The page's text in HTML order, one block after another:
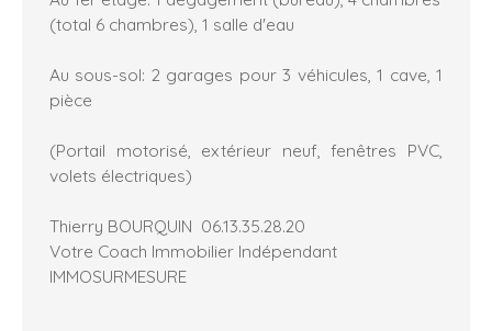
(total 6 chambres), 1 salle d'eau
Au sous-sol: 2 garages pour 3 véhicules, 1 cave, 1
pièce
(Portail motorisé, extérieur neuf, fenêtres PVC,
volets électriques)
Thierry BOURQUIN 06.13.35.28.20
Votre Coach Immobilier Indépendant
IMMOSURMESURE